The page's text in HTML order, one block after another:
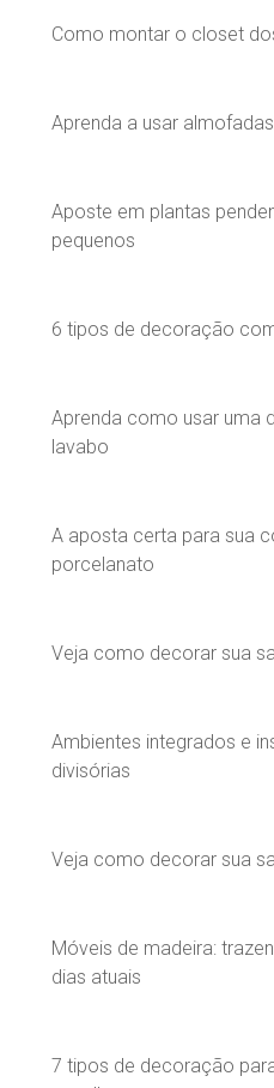
Como montar o closet
Aprenda a usar
Aposte em plantas
pequenos
6 tipos de decoração
Aprenda como usar uma
lavabo
A aposta certa para sua
porcelanato
Veja como decorar sua
Ambientes integrados e
divisórias
Veja como decorar sua
Móveis de madeira:
dias atuais
7 tipos de decoração